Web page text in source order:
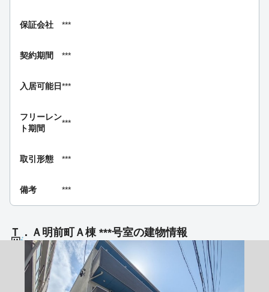
保証会社 ***
契約期間 ***
入居可能日***
フリーレン
ト期間
***
取引形態 ***
備考 ***
Ｔ．Ａ明前町Ａ棟 ***号室の建物情報